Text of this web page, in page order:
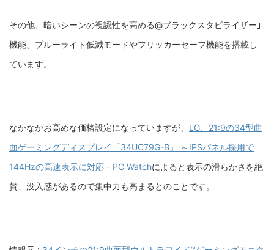
その他、暗いシーンの視認性を高める@ブラックスタビライザー｣
機能、ブルーライト低減モードやフリッカーセーフ機能を搭載し
ています。
なかなかお高めな価格設定になっていますが、 LG、21:9の34型曲
面ゲーミングディスプレイ「34UC79G-B」 ～IPSパネル採用で
144Hzの高速表示に対応 - PC Watchによると表示の滑らかさを絶
賛、没入感があるので集中力も高まるとのことです。